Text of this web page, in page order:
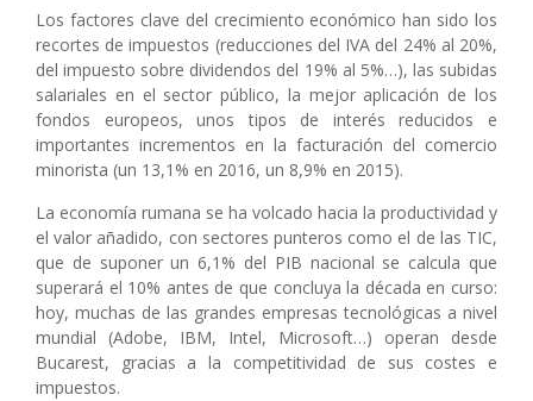
Los factores clave del crecimiento económico han sido los
recortes de impuestos (reducciones del IVA del 24% al 20%,
del impuesto sobre dividendos del 19% al 5%…), las subidas
salariales en el sector público, la mejor aplicación de los
fondos europeos, unos tipos de interés reducidos e
importantes incrementos en la facturación del comercio
minorista (un 13,1% en 2016, un 8,9% en 2015).
La economía rumana se ha volcado hacia la productividad y
el valor añadido, con sectores punteros como el de las TIC,
que de suponer un 6,1% del PIB nacional se calcula que
superará el 10% antes de que concluya la década en curso:
hoy, muchas de las grandes empresas tecnológicas a nivel
mundial (Adobe, IBM, Intel, Microsoft…) operan desde
Bucarest, gracias a la competitividad de sus costes e
impuestos.